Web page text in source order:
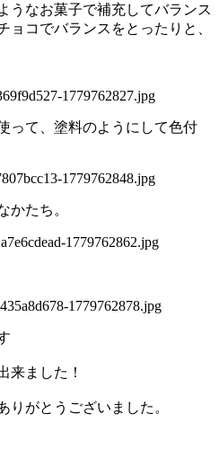
うなお菓子で補充してバランス
ョコでバランスをとったりと、
って、塗料のようにして色付
かたち。
来ました！
りがとうございました。